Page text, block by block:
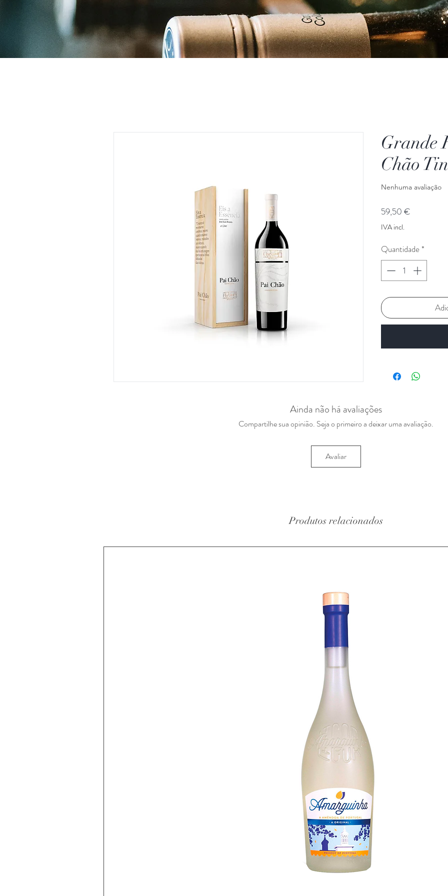
Grande
Chão
Nenhuma avaliação
59,50 €
IVA incl.
Quantidade*
Ainda não há avaliações
Compartilhe sua opinião. Seja o primeiro a deixar uma avaliação.
Avaliar
Produtos relacionados